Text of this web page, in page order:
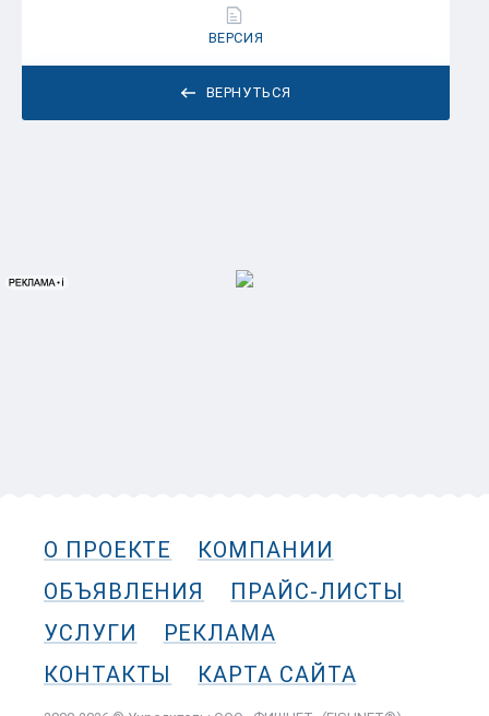
ВЕРНУТЬСЯ
ВЕРСИЯ
О ПРОЕКТЕ
КОМПАНИИ
ОБЪЯВЛЕНИЯ
ПРАЙС-ЛИСТЫ
УСЛУГИ
РЕКЛАМА
КОНТАКТЫ
КАРТА САЙТА